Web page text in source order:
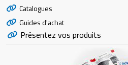
Catalogues
Guides d'achat
Présentez vos produits